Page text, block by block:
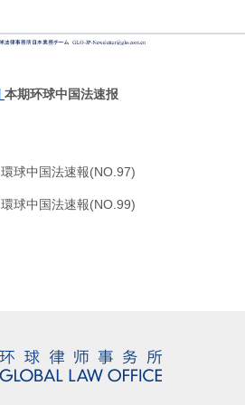
本期环球中国法速报
環球中国法速報(NO.97)
環球中国法速報(NO.99)